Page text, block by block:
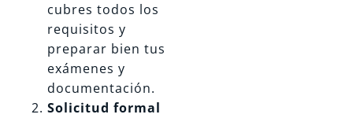
cubres todos los
requisitos y
preparar bien tus
exámenes y
documentación.
Solicitud formal